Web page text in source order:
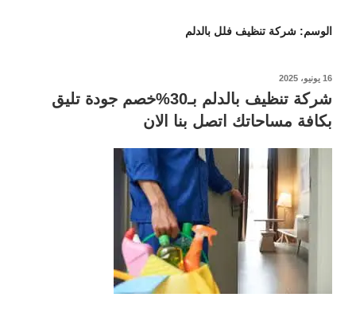
الوسم: شركة تنظيف فلل بالدلم
نُشر
16 يونيو، 2025
شركة تنظيف بالدلم بـ30%خصم جودة تليق
بكافة مساحاتك اتصل بنا الان